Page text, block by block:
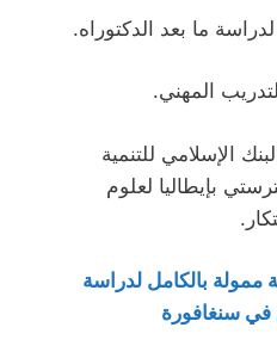
الإسلامي للتنمية
بإيطاليا لعلوم
ممولة بالكامل لدراسة
في سنغافورة